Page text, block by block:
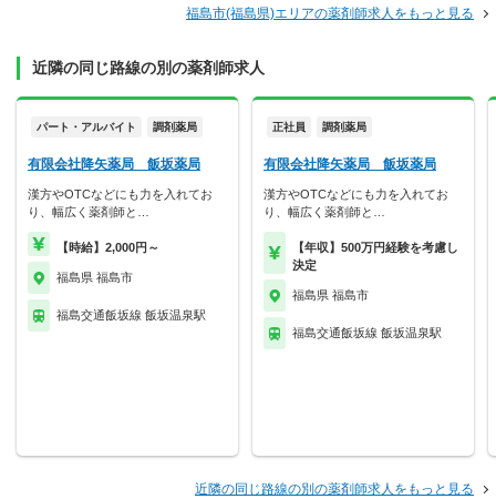
福島市(福島県)エリアの薬剤師求人をもっと見る
近隣の同じ路線の別の薬剤師求人
パート・アルバイト 調剤薬局
有限会社降矢薬局 飯坂薬局
漢方やOTCなどにも力を入れてお
り、幅広く薬剤師と…
【時給】2,000円～
福島県 福島市
福島交通飯坂線 飯坂温泉駅
正社員 調剤薬局
有限会社降矢薬局 飯坂薬局
漢方やOTCなどにも力を入れてお
り、幅広く薬剤師と…
【年収】500万円経験を考慮し
決定
福島県 福島市
福島交通飯坂線 飯坂温泉駅
近隣の同じ路線の別の薬剤師求人をもっと見る